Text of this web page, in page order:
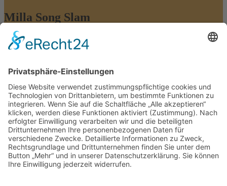
Milla Song Slam
16 September, 2026(19 - 23 Uhr)
Milla Club München
Einmal im Monat gehört die Bühne des Milla Clubs den neuesten
Acts der Stadt beim Milla Song Slam mit M94.5 als Präsentator.
Acht Musikerinnen, Musiker oder Bands aus allen Genres haben 8
Minuten Zeit, ihre Songs zu präsentieren. Egal ob Singer-
Songwriter*in, Rap oder Electro – Gastgeberin Klara, einstige
Gewinnerin des Song Slams von und mit Umme Block, lässt jede
Person spielen, die eigene Musik im Gepäck hat. Am Ende
entscheidet das Publikum, wer gewinnt! Vorab-Bewerbungen bitte